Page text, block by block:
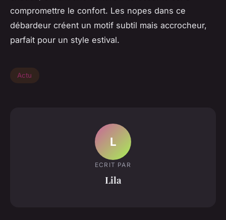
compromettre le confort. Les nopes dans ce
débardeur créent un motif subtil mais accrocheur,
parfait pour un style estival.
Actu
L
ECRIT PAR
Lila